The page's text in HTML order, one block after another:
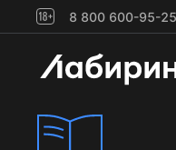
8 800 600-95-25